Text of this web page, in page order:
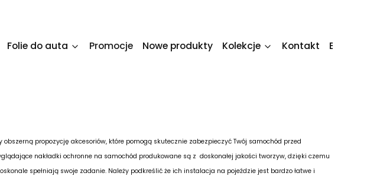
Folie do auta Promocje Nowe produkty Kolekcje Kontakt Blog
propozycję akcesoriów, które pomogą skutecznie zabezpieczyć Twój samochód przed
nakładki ochronne na samochód produkowane są z doskonałej jakości tworzyw, dzięki czemu
spełniają swoje zadanie. Należy podkreślić że ich instalacja na pojeździe jest bardzo łatwe i